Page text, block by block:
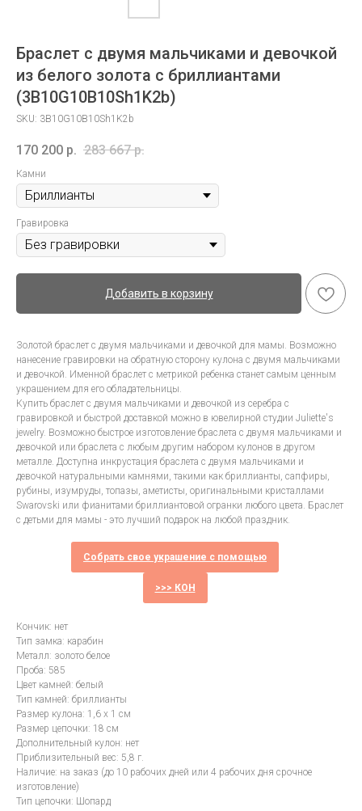
Браслет с двумя мальчиками и девочкой
из белого золота с бриллиантами
(3B10G10B10Sh1K2b)
SKU: 3B10G10B10Sh1K2b
170 200 р. 283 667 р.
Камни
Гравировка
Добавить в корзину
Золотой браслет с двумя мальчиками и девочкой для мамы. Возможно
нанесение гравировки на обратную сторону кулона с двумя мальчиками
и девочкой. Именной браслет с метрикой ребенка станет самым ценным
украшением для его обладательницы.
Купить браслет с двумя мальчиками и девочкой из серебра с
гравировкой и быстрой доставкой можно в ювелирной студии Juliette's
jewelry. Возможно быстрое изготовление браслета с двумя мальчиками и
девочкой или браслета с любым другим набором кулонов в другом
металле. Доступна инкрустация браслета с двумя мальчиками и
девочкой натуральными камнями, такими как бриллианты, сапфиры,
рубины, изумруды, топазы, аметисты, оригинальными кристаллами
Swarovski или фианитами бриллиантовой огранки любого цвета. Браслет
с детьми для мамы - это лучший подарок на любой праздник.
Собрать свое украшение с помощью
>>> КОН
Кончик: нет
Тип замка: карабин
Металл: золото белое
Проба: 585
Цвет камней: белый
Тип камней: бриллианты
Размер кулона: 1,6 х 1 см
Размер цепочки: 18 см
Дополнительный кулон: нет
Приблизительный вес: 5,8 г.
Наличие: на заказ (до 10 рабочих дней или 4 рабочих дня срочное
изготовление)
Тип цепочки: Шопард